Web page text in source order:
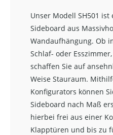
Unser Modell SH501
Sideboard aus
Wandaufhängung. Ob
Schlaf- oder
schaffen Sie auf
Weise Stauraum.
Konfigurators können
Sideboard nach Maß
hierbei frei aus einer
Klapptüren und bis zu